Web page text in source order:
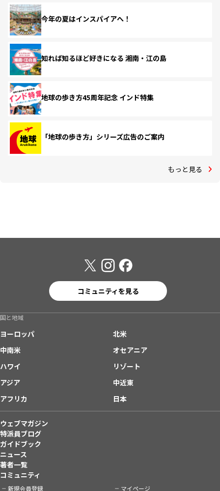
今年の夏はインスパイアへ！
知れば知るほど好きになる 湘南・江の島
地球の歩き方45周年記念 インド特集
「地球の歩き方」シリーズ広告のご案内
もっと見る
コミュニティを見る
国と地域
ヨーロッパ
北米
中南米
オセアニア
ハワイ
リゾート
アジア
中近東
アフリカ
日本
ウェブマガジン
特派員ブログ
ガイドブック
ニュース
著者一覧
コミュニティ
新規会員登録 マイページ